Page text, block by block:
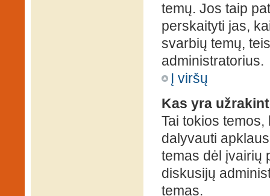
temų. Jos taip
perskaityti jas,
svarbių temų,
administratorius.
Į viršų
Kas yra
Tai tokios
dalyvauti
temas dėl įvairių
diskusijų
temas.